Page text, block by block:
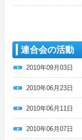
連合会の活動
2010年09月03日
2010年06月23日
2010年06月11日
2010年06月07日